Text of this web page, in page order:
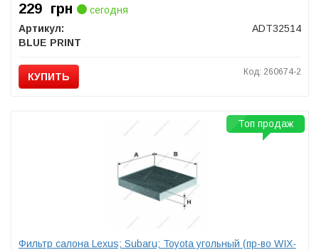
229 грн
сегодня
Артикул:
ADT32514
BLUE PRINT
КУПИТЬ Код: 260674-2
Фильтр салона Lexus; Subaru; Toyota угольный (пр-во WIX-
Топ продаж